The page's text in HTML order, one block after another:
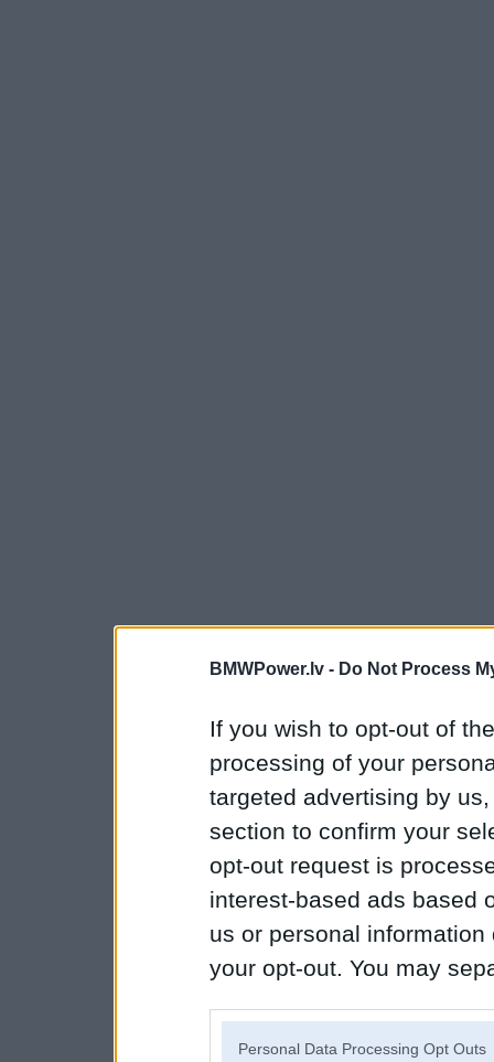
BMWPower.lv - Do Not Process
If you wish to opt-out of
processing of your
targeted advertising by
section to confirm your
opt-out request is
interest-based ads based
us or personal
your opt-out. You may
Personal Data Processing Opt Outs